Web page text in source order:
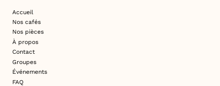
Accueil
Nos cafés
Nos pièces
À propos
Contact
Groupes
Événements
FAQ